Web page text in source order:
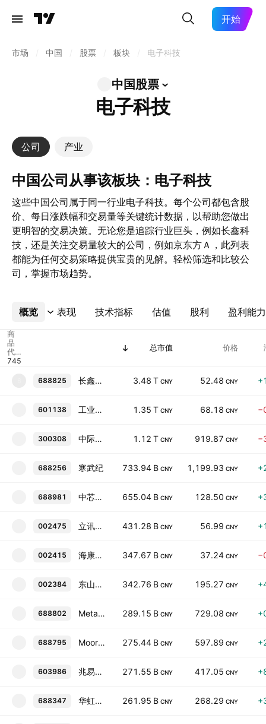
开始
市场 中国 股票 板块 电子科技
中国股票
电子科技
公司 产业
中国公司从事该板块：电子科技
这些中国公司属于同一行业电子科技。每个公司都包含股
价、每日涨跌幅和交易量等关键统计数据，以帮助您做出
更明智的交易决策。无论您是追踪行业巨头，例如长鑫科
技，还是关注交易量较大的公司，例如京东方Ａ，此列表
都能为任何交易策略提供宝贵的见解。轻松筛选和比较公
司，掌握市场趋势。
概览 表现 技术指标 估值 股利 盈利能力
更多
商
品
代
码
总市值 价格
688825 长鑫科技 3.48 T CNY 52.48 CNY
601138 工业富联 1.35 T CNY 68.18 CNY
300308 中际旭创 1.12 T CNY 919.87 CNY
688256 寒武纪 733.94 B CNY 1,199.93 CNY
688981 中芯国际 655.04 B CNY 128.50 CNY
002475 立讯精密 431.28 B CNY 56.99 CNY
002415 海康威视 347.67 B CNY 37.24 CNY
002384 东山精密 342.76 B CNY 195.27 CNY
688802 MetaX Integrated Circuits (Shanghai) Co., Ltd. Class A 289.15 B CNY 729.08 CNY
688795 Moore Threads Technology Co. Ltd. Class A 275.44 B CNY 597.89 CNY
603986 兆易创新 271.55 B CNY 417.05 CNY
688347 华虹宏力 261.95 B CNY 268.29 CNY